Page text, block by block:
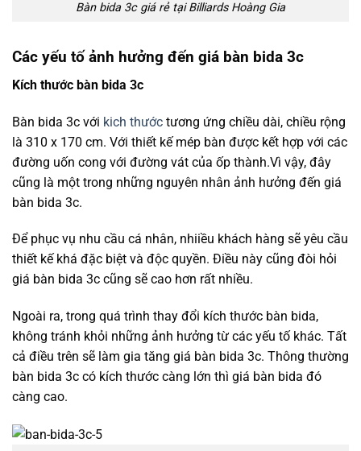
Bàn bida 3c giá rẻ tại Billiards Hoàng Gia
Các yếu tố ảnh hưởng đến giá bàn bida 3c
Kích thước bàn bida 3c
Bàn bida 3c với kich thước tương ứng chiều dài, chiều rộng
là 310 x 170 cm. Với thiết kế mép bàn được kết hợp với các
đường uốn cong với đường vát của ốp thành.Vì vậy, đây
cũng là một trong những nguyên nhân ảnh hưởng đến giá
bàn bida 3c.
Để phục vụ nhu cầu cá nhân, nhiiều khách hàng sẽ yêu cầu
thiết kế khá đặc biệt và độc quyền. Điều này cũng đòi hỏi
giá bàn bida 3c cũng sẽ cao hơn rất nhiều.
Ngoài ra, trong quá trình thay đổi kích thước bàn bida,
không tránh khỏi những ảnh hưởng từ các yếu tố khác. Tất
cả điều trên sẽ làm gia tăng giá bàn bida 3c. Thông thường
bàn bida 3c có kích thước càng lớn thì giá bàn bida đó
càng cao.